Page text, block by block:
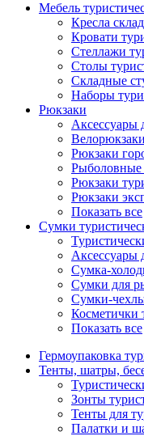
Мебель
Кресла
Кровати
Стеллажи
Столы
Складные
Наборы
Рюкзаки
Аксессуары
Рюкзаки
Рыболовные
Рюкзаки
Рюкзаки
Показать все
Сумки
Аксессуары
Сумка-
Сумки для
Сумки-
Косметички
Показать все
Гермоупаковка
Тенты, шатры,
Зонты
Тенты для
Палатки и